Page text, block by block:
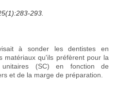
293.
à sonder les dentistes en
matériaux qu'ils préfèrent pour la
unitaires (SC) en fonction de
et de la marge de préparation.